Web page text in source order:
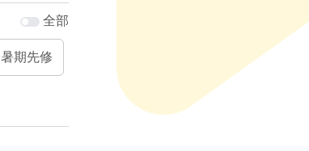
全部
暑期先修